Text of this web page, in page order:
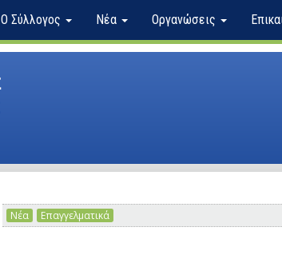
Ο Σύλλογος Νέα Οργανώσεις
Νέα Επαγγελματικά